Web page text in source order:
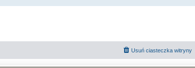
Usuń ciasteczka witryny